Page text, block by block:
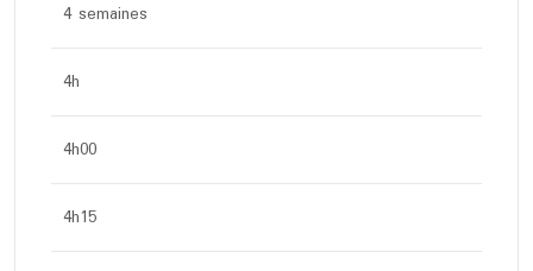
4 semaines
4h
4h00
4h15